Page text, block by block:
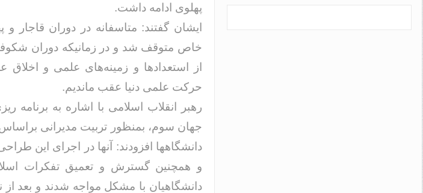
پهلوی ادامه داشت.
ایشان گفتند: متاسفانه در دوران قاجار
خاص متوقف شد و در زمانیکه دوران
از استعدادها و زمینه‌های علمی و اخلاق
حرکت علمی دنیا عقب ماندیم.
رهبر انقلاب اسلامی با اشاره به برنامه
جهان سوم، بمنظور تربیت مدیرانی
دانشگاهها افزودند: آنها در اجرای این
و همچنین گسترش و تعمیق تفکرات